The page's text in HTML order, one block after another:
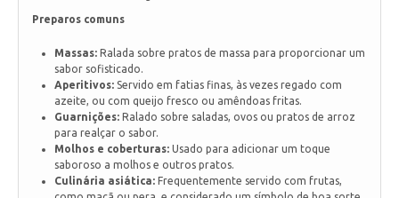
Preparos comuns
Massas: Ralada sobre pratos de massa para proporcionar um
sabor sofisticado.
Aperitivos: Servido em fatias finas, às vezes regado com
azeite, ou com queijo fresco ou amêndoas fritas.
Guarnições: Ralado sobre saladas, ovos ou pratos de arroz
para realçar o sabor.
Molhos e coberturas: Usado para adicionar um toque
saboroso a molhos e outros pratos.
Culinária asiática: Frequentemente servido com frutas,